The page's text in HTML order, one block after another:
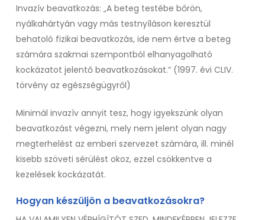
Invazív beavatkozás: „A beteg testébe bőrön,
nyálkahártyán vagy más testnyíláson keresztül
behatoló fizikai beavatkozás, ide nem értve a beteg
számára szakmai szempontból elhanyagolható
kockázatot jelentő beavatkozásokat.” (1997. évi CLIV.
törvény az egészségügyről)
Minimál invazív annyit tesz, hogy igyekszünk olyan
beavatkozást végezni, mely nem jelent olyan nagy
megterhelést az emberi szervezet számára, ill. minél
kisebb szöveti sérülést okoz, ezzel csökkentve a
kezelések kockázatát.
Hogyan készüljön a beavatkozásokra?